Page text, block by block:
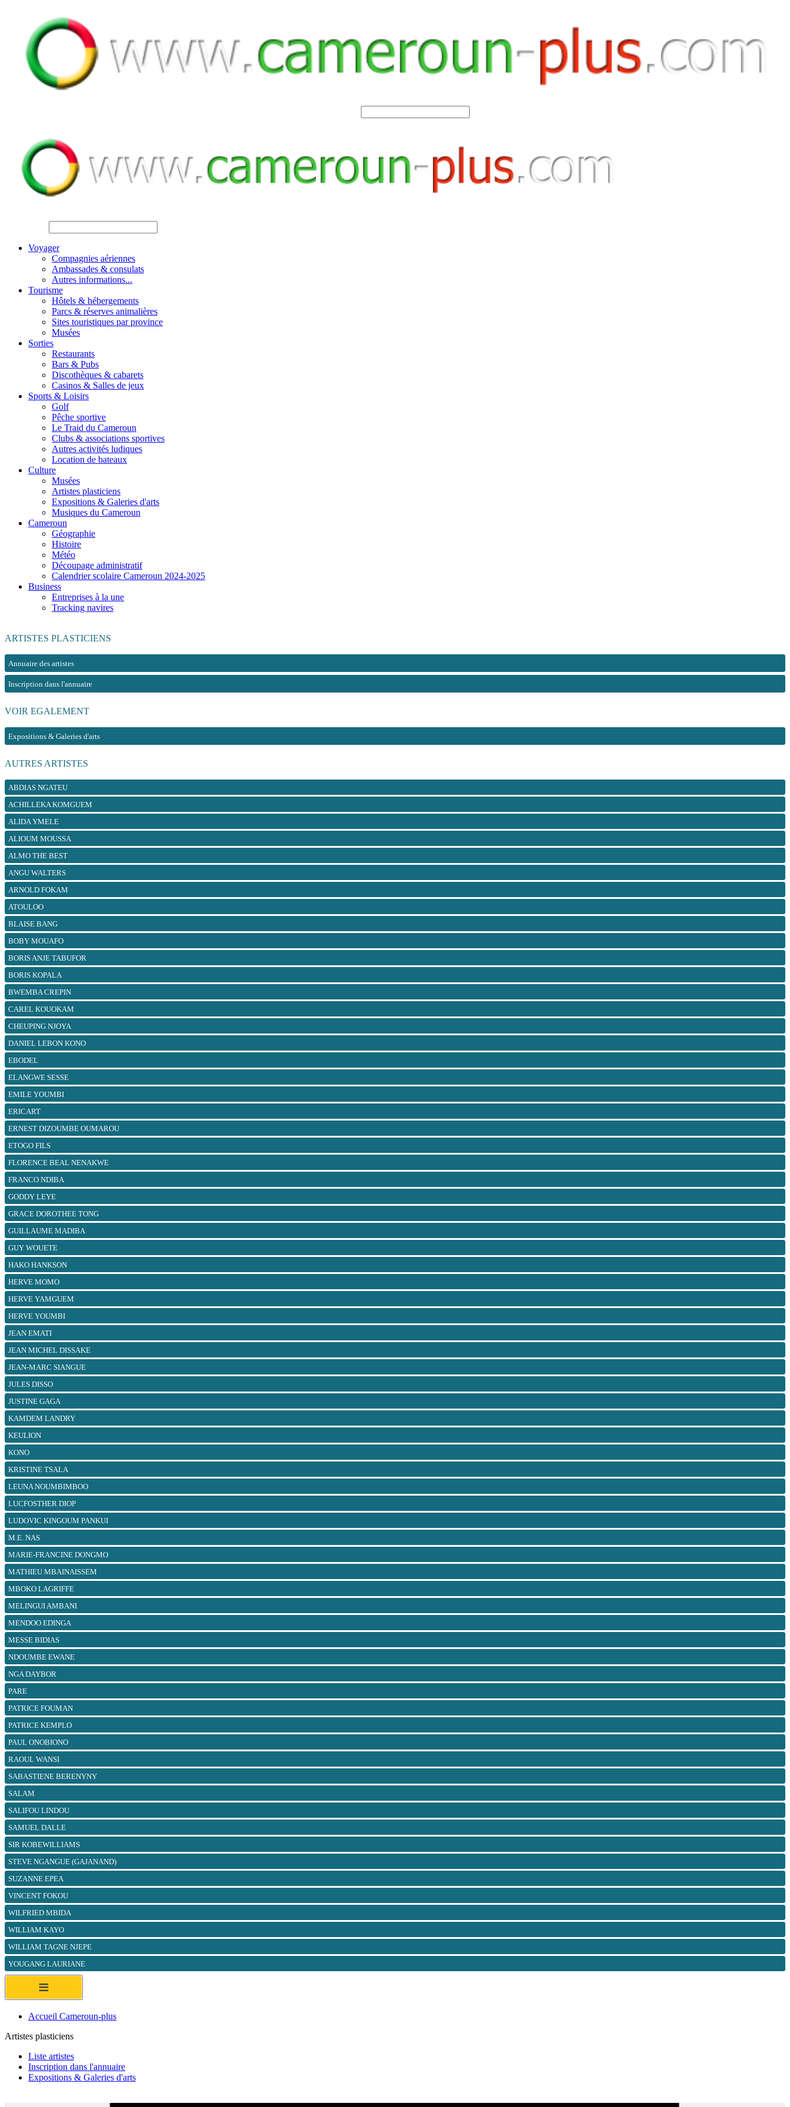
Voyager
Compagnies aériennes
Ambassades & consulats
Autres informations...
Tourisme
Hôtels & hébergements
Parcs & réserves animalières
Sites touristiques par province
Musées
Sorties
Restaurants
Bars & Pubs
Discothèques & cabarets
Casinos & Salles de jeux
Sports & Loisirs
Golf
Pêche sportive
Le Traid du Cameroun
Clubs & associations sportives
Autres activités ludiques
Location de bateaux
Culture
Musées
Artistes plasticiens
Expositions & Galeries d'arts
Musiques du Cameroun
Cameroun
Géographie
Histoire
Météo
Découpage administratif
Calendrier scolaire Cameroun 2024-2025
Business
Entreprises à la une
Tracking navires
ARTISTES PLASTICIENS
Annuaire des artistes
Inscription dans l'annuaire
VOIR EGALEMENT
Expositions & Galeries d'arts
AUTRES ARTISTES
ABDIAS NGATEU
ACHILLEKA KOMGUEM
ALIDA YMELE
ALIOUM MOUSSA
ALMO THE BEST
ANGU WALTERS
ARNOLD FOKAM
ATOULOO
BLAISE BANG
BOBY MOUAFO
BORIS ANJE TABUFOR
BORIS KOPALA
BWEMBA CREPIN
CAREL KOUOKAM
CHEUPING NJOYA
DANIEL LEBON KONO
EBODEL
ELANGWE SESSE
EMILE YOUMBI
ERICART
ERNEST DIZOUMBE OUMAROU
ETOGO FILS
FLORENCE BEAL NENAKWE
FRANCO NDIBA
GODDY LEYE
GRACE DOROTHEE TONG
GUILLAUME MADIBA
GUY WOUETE
HAKO HANKSON
HERVE MOMO
HERVE YAMGUEM
HERVE YOUMBI
JEAN EMATI
JEAN MICHEL DISSAKE
JEAN-MARC SIANGUE
JULES DISSO
JUSTINE GAGA
KAMDEM LANDRY
KEULION
KONO
KRISTINE TSALA
LEUNA NOUMBIMBOO
LUCFOSTHER DIOP
LUDOVIC KINGOUM PANKUI
M.E. NAS
MARIE-FRANCINE DONGMO
MATHIEU MBAINAISSEM
MBOKO LAGRIFFE
MELINGUI AMBANI
MENDOO EDINGA
MESSE BIDIAS
NDOUMBE EWANE
NGA DAYBOR
PARE
PATRICE FOUMAN
PATRICE KEMPLO
PAUL ONOBIONO
RAOUL WANSI
SABASTIENE BERENYNY
SALAM
SALIFOU LINDOU
SAMUEL DALLE
SIR KOBEWILLIAMS
STEVE NGANGUE (GAJANAND)
SUZANNE EPEA
VINCENT FOKOU
WILFRIED MBIDA
WILLIAM KAYO
WILLIAM TAGNE NJEPE
YOUGANG LAURIANE
≡
Accueil Cameroun-plus
Artistes plasticiens
Liste artistes
Inscription dans l'annuaire
Expositions & Galeries d'arts